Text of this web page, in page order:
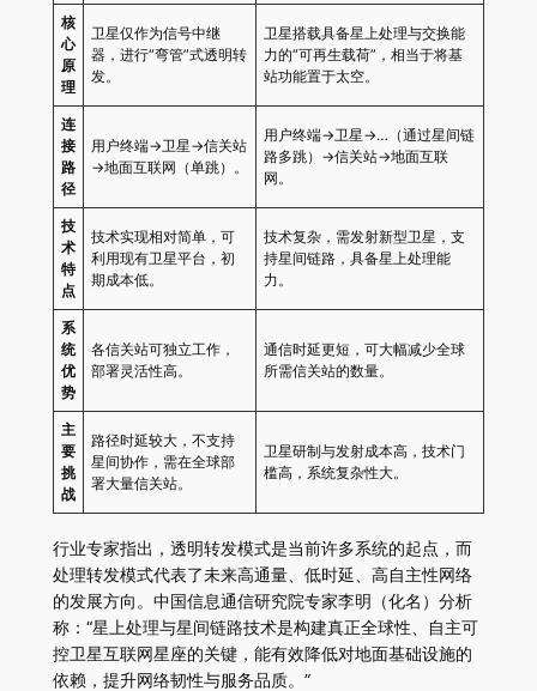
核
心
原
理
卫星仅作为信号中继
器，进行“弯管”式透明转
发。
卫星搭载具备星上处理与交换能
力的“可再生载荷”，相当于将基
站功能置于太空。
连
接
路
径
用户终端→卫星→信关站
→地面互联网（单跳）。
用户终端→卫星→…（通过星间链
路多跳）→信关站→地面互联
网。
技
术
特
点
技术实现相对简单，可
利用现有卫星平台，初
期成本低。
技术复杂，需发射新型卫星，支
持星间链路，具备星上处理能
力。
系
统
优
势
各信关站可独立工作，
部署灵活性高。
通信时延更短，可大幅减少全球
所需信关站的数量。
主
要
挑
战
路径时延较大，不支持
星间协作，需在全球部
署大量信关站。
卫星研制与发射成本高，技术门
槛高，系统复杂性大。
行业专家指出，透明转发模式是当前许多系统的起点，而
处理转发模式代表了未来高通量、低时延、高自主性网络
的发展方向。中国信息通信研究院专家李明（化名）分析
称：“星上处理与星间链路技术是构建真正全球性、自主可
控卫星互联网星座的关键，能有效降低对地面基础设施的
依赖，提升网络韧性与服务品质。”